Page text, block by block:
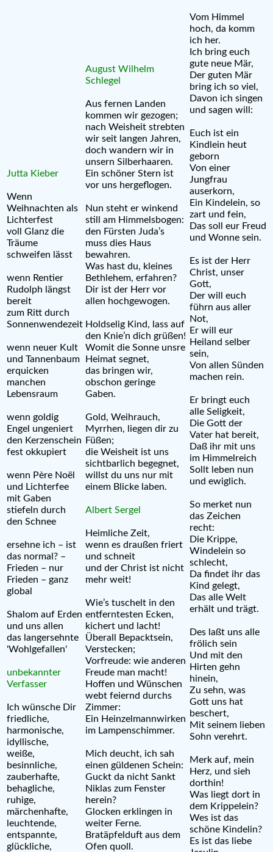
Jutta Kieber
Wenn
Weihnachten als
Lichterfest
voll Glanz die
Träume
schweifen lässt
wenn Rentier
Rudolph längst
bereit
zum Ritt durch
Sonnenwendezeit
wenn neuer Kult
und Tannenbaum
erquicken
manchen
Lebensraum
wenn goldig
Engel ungeniert
den Kerzenschein
fest okkupiert
wenn Père Noël
und Lichterfee
mit Gaben
stiefeln durch
den Schnee
ersehne ich – ist
das normal? –
Frieden – nur
Frieden – ganz
global
Shalom auf Erden
und uns allen
das langersehnte
'Wohlgefallen'
unbekannter
Verfasser
Ich wünsche Dir
friedliche,
harmonische,
idyllische,
weiße,
besinnliche,
zauberhafte,
behagliche,
ruhige,
märchenhafte,
leuchtende,
entspannte,
glückliche,
August Wilhelm
Schlegel
Aus fernen Landen
kommen wir gezogen;
nach Weisheit strebten
wir seit langen Jahren,
doch wandern wir in
unsern Silberhaaren.
Ein schöner Stern ist
vor uns hergeflogen.
Nun steht er winkend
still am Himmelsbogen:
den Fürsten Juda’s
muss dies Haus
bewahren.
Was hast du, kleines
Bethlehem, erfahren?
Dir ist der Herr vor
allen hochgewogen.
Holdselig Kind, lass auf
den Knie’n dich grüßen!
Womit die Sonne unsre
Heimat segnet,
das bringen wir,
obschon geringe
Gaben.
Gold, Weihrauch,
Myrrhen, liegen dir zu
Füßen;
die Weisheit ist uns
sichtbarlich begegnet,
willst du uns nur mit
einem Blicke laben.
Albert Sergel
Heimliche Zeit,
wenn es draußen friert
und schneit
und der Christ ist nicht
mehr weit!
Wie’s tuschelt in den
entferntesten Ecken,
kichert und lacht!
Überall Bepacktsein,
Verstecken;
Vorfreude: wie anderen
Freude man macht!
Hoffen und Wünschen
webt feiernd durchs
Zimmer:
Ein Heinzelmannwirken
im Lampenschimmer.
Mich deucht, ich sah
einen güldenen Schein:
Guckt da nicht Sankt
Niklas zum Fenster
herein?
Glocken erklingen in
weiter Ferne.
Bratäpfelduft aus dem
Ofen quoll.
Vom Himmel
hoch, da komm
ich her.
Ich bring euch
gute neue Mär,
Der guten Mär
bring ich so viel,
Davon ich singen
und sagen will:
Euch ist ein
Kindlein heut
geborn
Von einer
Jungfrau
auserkorn,
Ein Kindelein, so
zart und fein,
Das soll eur Freud
und Wonne sein.
Es ist der Herr
Christ, unser
Gott,
Der will euch
führn aus aller
Not,
Er will eur
Heiland selber
sein,
Von allen Sünden
machen rein.
Er bringt euch
alle Seligkeit,
Die Gott der
Vater hat bereit,
Daß ihr mit uns
im Himmelreich
Sollt leben nun
und ewiglich.
So merket nun
das Zeichen
recht:
Die Krippe,
Windelein so
schlecht,
Da findet ihr das
Kind gelegt,
Das alle Welt
erhält und trägt.
Des laßt uns alle
frölich sein
Und mit den
Hirten gehn
hinein,
Zu sehn, was
Gott uns hat
beschert,
Mit seinem lieben
Sohn verehrt.
Merk auf, mein
Herz, und sieh
dorthin!
Was liegt dort in
dem Krippelein?
Wes ist das
schöne Kindelin?
Es ist das liebe